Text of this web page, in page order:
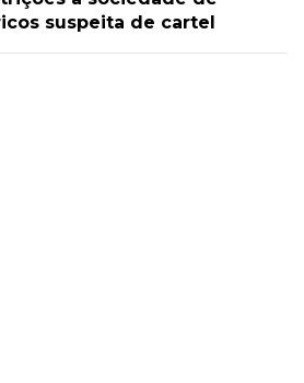
suspeita de cartel